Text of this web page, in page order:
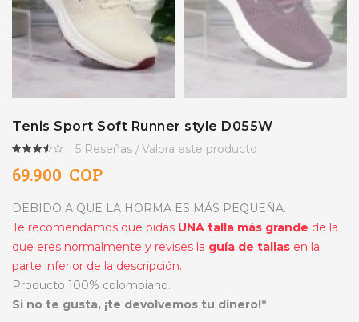
Tenis Sport Soft Runner style D055W
5 Reseñas Valora este producto
69.900 COP
DEBIDO A QUE LA HORMA ES MÁS PEQUEÑA.
Te recomendamos que pidas UNA talla más grande de la
que eres normalmente y revises la guía de tallas en la
parte inferior de la descripción.
Producto 100% colombiano.
Si no te gusta, ¡te devolvemos tu dinero!*